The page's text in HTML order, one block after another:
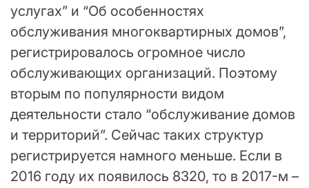
услугах” и “Об особенностях
обслуживания многоквартирных домов”,
регистрировалось огромное число
обслуживающих организаций. Поэтому
вторым по популярности видом
деятельности стало “обслуживание домов
и территорий”. Сейчас таких структур
регистрируется намного меньше. Если в
2016 году их появилось 8320, то в 2017-м –